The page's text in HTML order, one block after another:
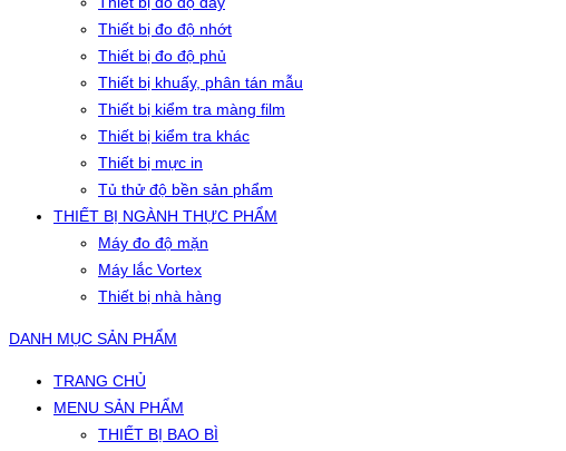
Thiết bị đo độ nhớt
Thiết bị đo độ phủ
Thiết bị khuấy, phân tán mẫu
Thiết bị kiểm tra màng film
Thiết bị kiểm tra khác
Thiết bị mực in
Tủ thử độ bền sản phẩm
THIẾT BỊ NGÀNH THỰC PHẨM
Máy đo độ mặn
Máy lắc Vortex
Thiết bị nhà hàng
DANH MỤC SẢN PHẨM
TRANG CHỦ
MENU SẢN PHẨM
THIẾT BỊ BAO BÌ